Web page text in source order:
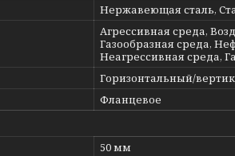
Нержавеющая сталь,
Агрессивная среда,
Газообразная среда,
Неагрессивная среда,
Горизонтальный/
Фланцевое
50 мм